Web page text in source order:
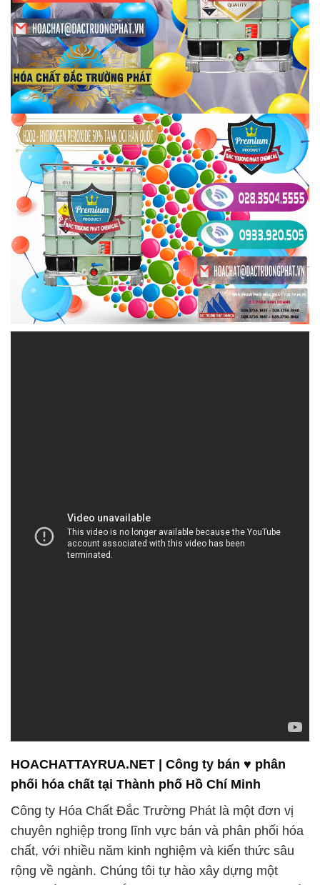
HOACHATTAYRUA.NET | Công ty bán ♥ phân
phối hóa chất tại Thành phố Hồ Chí Minh
Công ty Hóa Chất Đắc Trường Phát là một đơn vị
chuyên nghiệp trong lĩnh vực bán và phân phối hóa
chất, với nhiều năm kinh nghiệm và kiến thức sâu
rộng về ngành. Chúng tôi tự hào xây dựng một